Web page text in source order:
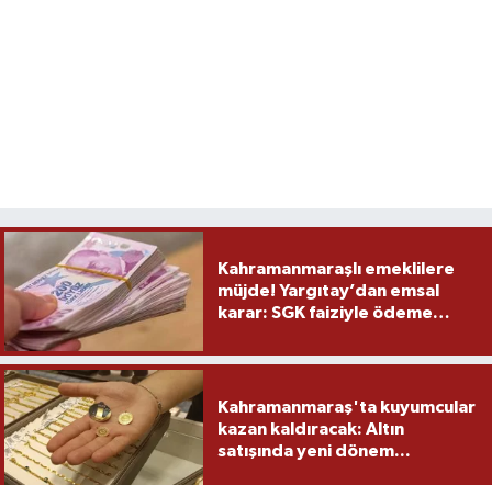
Kahramanmaraşlı emeklilere
müjde! Yargıtay’dan emsal
karar: SGK faiziyle ödeme
Kahramanmaraş'ta kuyumcular
kazan kaldıracak: Altın
satışında yeni dönem...